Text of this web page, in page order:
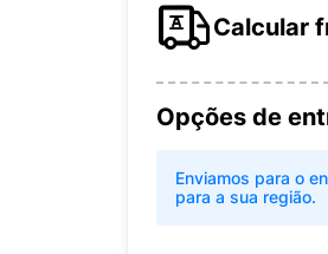
Calcular
Opções de
Enviamos para o
para a sua região.